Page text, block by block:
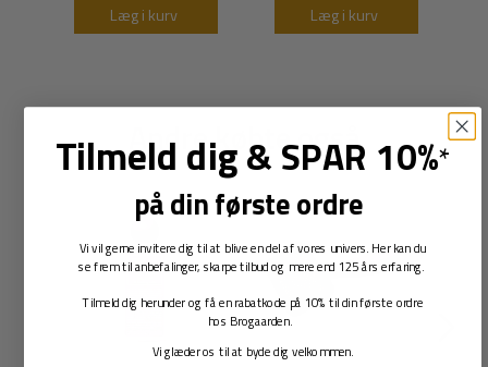
Læg i kurv Læg i kurv
Andre købte også
Tilmeld dig&SPAR 10%*
på din første ordre
Vi vil gerne invitere dig til at blive en del af vores univers. Her kan du
se frem til anbefalinger, skarpe tilbud og mere end 125 års erfaring.
Tilmeld dig herunder og få en rabatkode på 10% til din første ordre
hos Brogaarden.
Vi glæder os til at byde dig velkommen.